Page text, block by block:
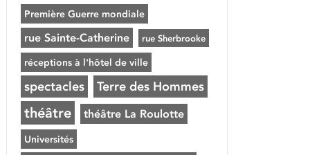
Première Guerre mondiale
rue Sainte-Catherine rue Sherbrooke
réceptions à l'hôtel de ville
spectacles Terre des Hommes
théâtre théâtre La Roulotte
Universités